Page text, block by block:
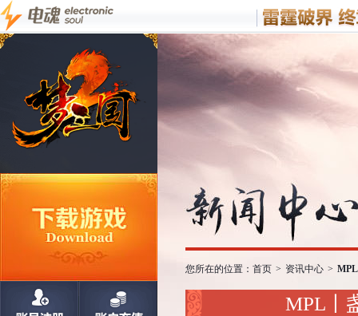
您所在的位置： 首页 > 资讯中心 >
MPL丨